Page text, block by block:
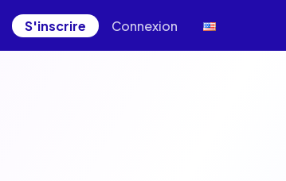
S'inscrire Connexion